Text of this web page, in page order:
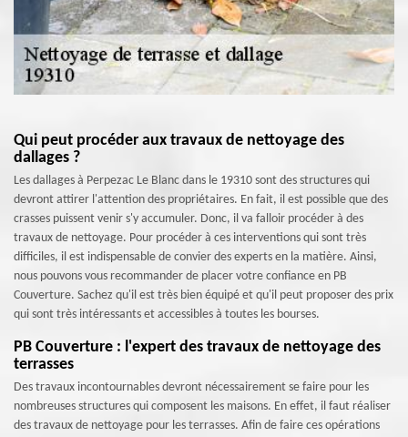
Qui peut procéder aux travaux de nettoyage des
dallages ?
Les dallages à Perpezac Le Blanc dans le 19310 sont des structures qui
devront attirer l'attention des propriétaires. En fait, il est possible que des
crasses puissent venir s'y accumuler. Donc, il va falloir procéder à des
travaux de nettoyage. Pour procéder à ces interventions qui sont très
difficiles, il est indispensable de convier des experts en la matière. Ainsi,
nous pouvons vous recommander de placer votre confiance en PB
Couverture. Sachez qu'il est très bien équipé et qu'il peut proposer des prix
qui sont très intéressants et accessibles à toutes les bourses.
PB Couverture : l'expert des travaux de nettoyage des
terrasses
Des travaux incontournables devront nécessairement se faire pour les
nombreuses structures qui composent les maisons. En effet, il faut réaliser
des travaux de nettoyage pour les terrasses. Afin de faire ces opérations